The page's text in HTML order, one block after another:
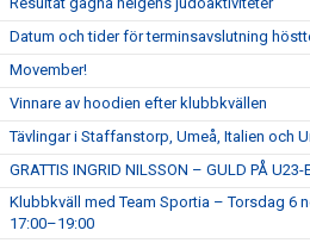
Datum och tider för terminsavslutning
Movember!
Vinnare av hoodien efter klubbkvällen
Tävlingar i Staffanstorp, Umeå, Italien och
GRATTIS INGRID NILSSON – GULD PÅ U23-
Klubbkväll med Team Sportia – Torsdag 6
17:00–19:00